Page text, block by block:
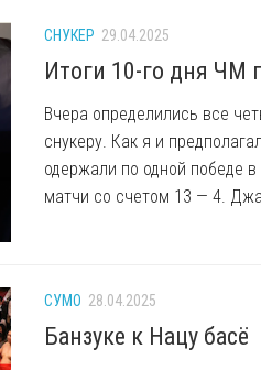
СНУКЕР 29.04.2025
Итоги 10-го дня ЧМ
Вчера определились все
снукеру. Как я и
одержали по одной победе
матчи со счетом 13 — 4.
СУМО 28.04.2025
Банзуке к Нацу басё